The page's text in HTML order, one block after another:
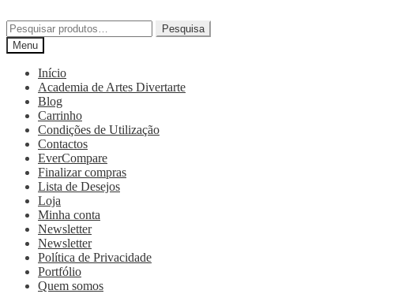
Pesquisa
Menu
Início
Academia de Artes Divertarte
Blog
Carrinho
Condições de Utilização
Contactos
EverCompare
Finalizar compras
Lista de Desejos
Loja
Minha conta
Newsletter
Newsletter
Política de Privacidade
Portfólio
Quem somos